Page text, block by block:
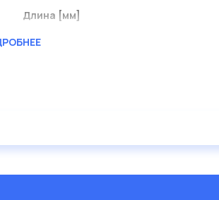
Длина [мм]
Ширина зева гаечного ключа